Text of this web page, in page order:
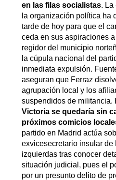
en las filas socialistas. La
la organización política ha
tarde de hoy para que el
ceda en sus aspiraciones
regidor del municipio
la cúpula nacional del
inmediata expulsión.
aseguran que Ferraz
agrupación local y los
suspendidos de militancia.
Victoria se quedaría sin
próximos comicios
partido en Madrid actúa
exvicesecretario insular de
izquierdas tras conocer
situación judicial, pues el
por un presunto delito de